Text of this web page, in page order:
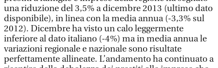
una riduzione del 3,5% a dicembre 2013 (ultimo dato
disponibile), in linea con la media annua (-3,3% sul
2012). Dicembre ha visto un calo leggermente
inferiore al dato italiano (-4%) ma in media annua le
variazioni regionale e nazionale sono risultate
perfettamente allineate. L’andamento ha continuato a